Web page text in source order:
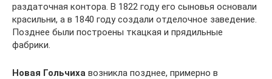
раздаточная контора. В 1822 году его сыновья основали
красильни, а в 1840 году создали отделочное заведение.
Позднее были построены ткацкая и прядильные
фабрики.
Новая Гольчиха возникла позднее, примерно в